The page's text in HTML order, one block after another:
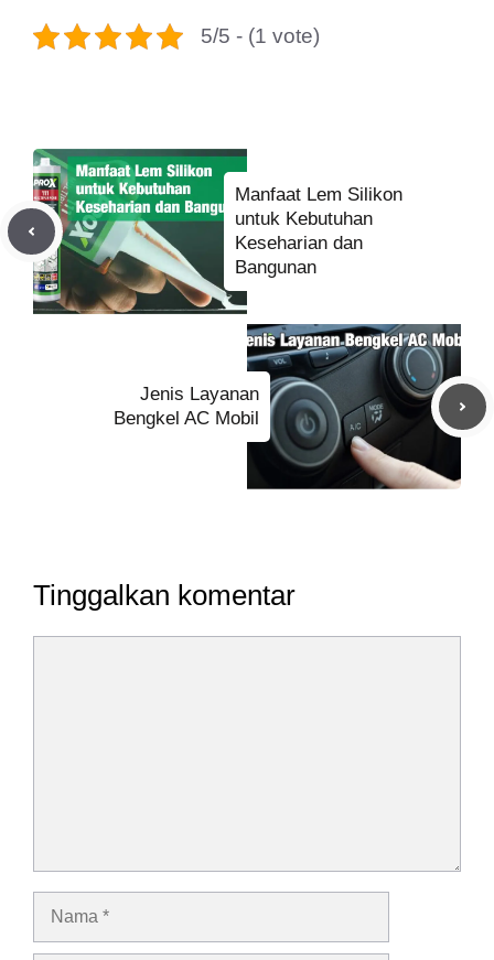
5/5 - (1 vote)
Manfaat Lem Silikon
untuk Kebutuhan
Keseharian dan
Bangunan
Jenis Layanan
Bengkel AC Mobil
Tinggalkan komentar
Nama